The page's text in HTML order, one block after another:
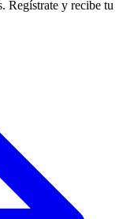
Regístrate y recibe tu